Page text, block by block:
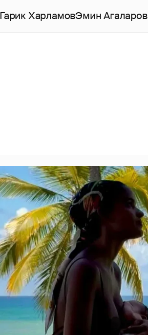
Гарик ХарламовЭмин Агаларов